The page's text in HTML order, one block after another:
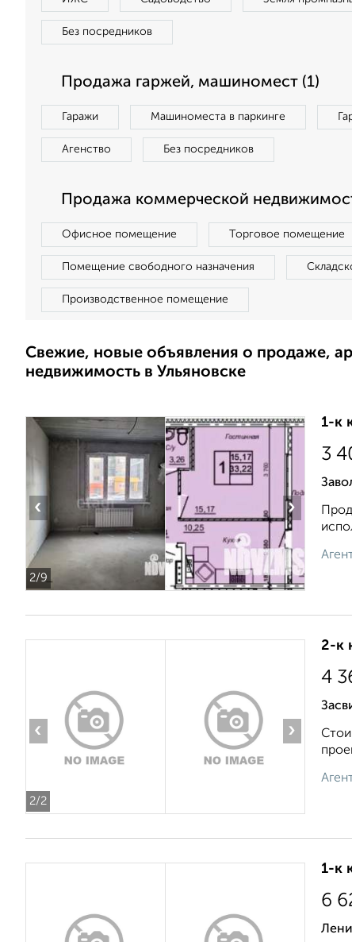
Без посредников
Продажа гаржей, машиномест (1)
Гаражи Машиноместа в паркинге
Агенство Без посредников
Продажа коммерческой
Офисное помещение Торговое помещение
Помещение свободного назначения
Производственное помещение
Свежие, новые объявления о продаже,
недвижимость в Ульяновске
2/9
‹ ›
1-к
3
2/2
‹ ›
2-к
4
1-к
6